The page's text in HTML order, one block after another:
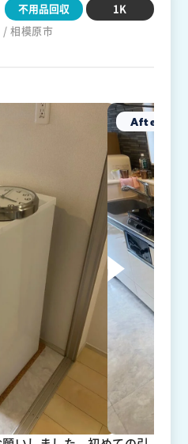
相模原市
不用品回収 1K